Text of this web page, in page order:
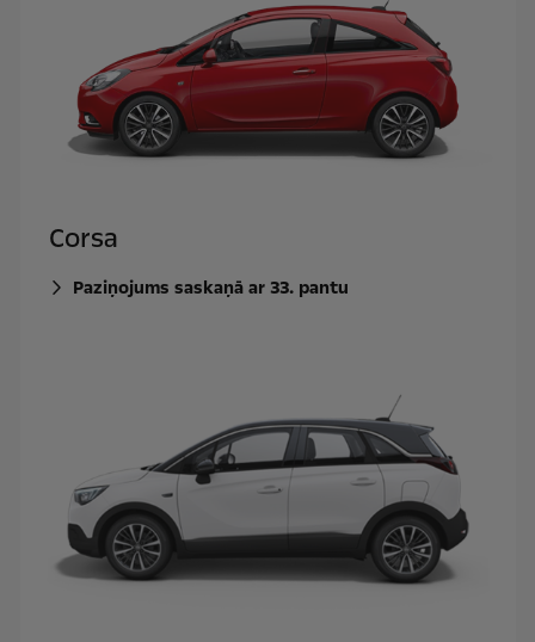
Corsa
Paziņojums saskaņā ar 33. pantu